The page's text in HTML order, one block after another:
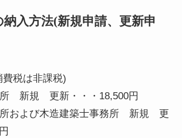
入方法(新規申請、更新申
費税は非課税)
所 新規 更新・・・18,500円
および木造建築士事務所 新規 更